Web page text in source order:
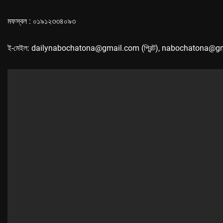
মফস্বল : ০১৯১২৩৩৪০৯৩
ই-মেইল: dailynabochatona@gmail.com (প্রিন্ট),